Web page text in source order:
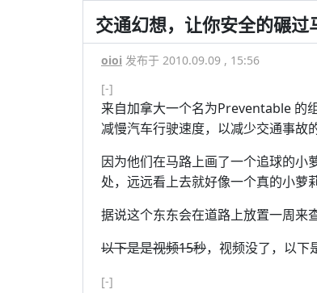
交通幻想，让你安全的碾过
oioi 发布于 2010.09.09 , 15:56
[-]
来自加拿大一个名为Preventable 的
减慢汽车行驶速度，以减少交通事故
因为他们在马路上画了一个追球的小
处，远远看上去就好像一个真的小萝
据说这个东东会在道路上放置一周来
以下是是视频15秒，视频没了，以下
[-]